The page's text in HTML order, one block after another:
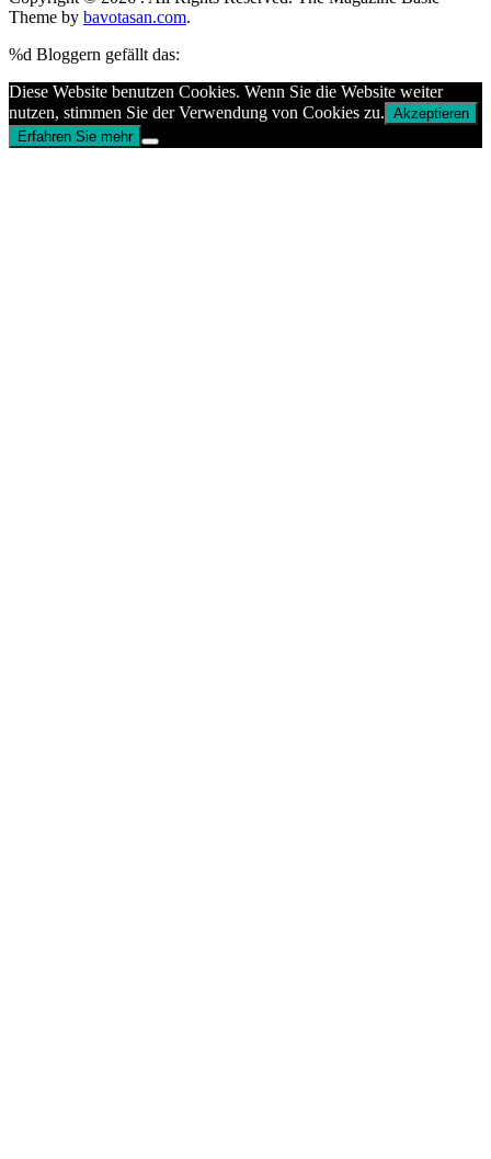
Theme by bavotasan.com.
%d Bloggern gefällt das:
Diese Website benutzen Cookies. Wenn Sie die Website weiter
nutzen, stimmen Sie der Verwendung von Cookies zu. Akzeptieren
Erfahren Sie mehr